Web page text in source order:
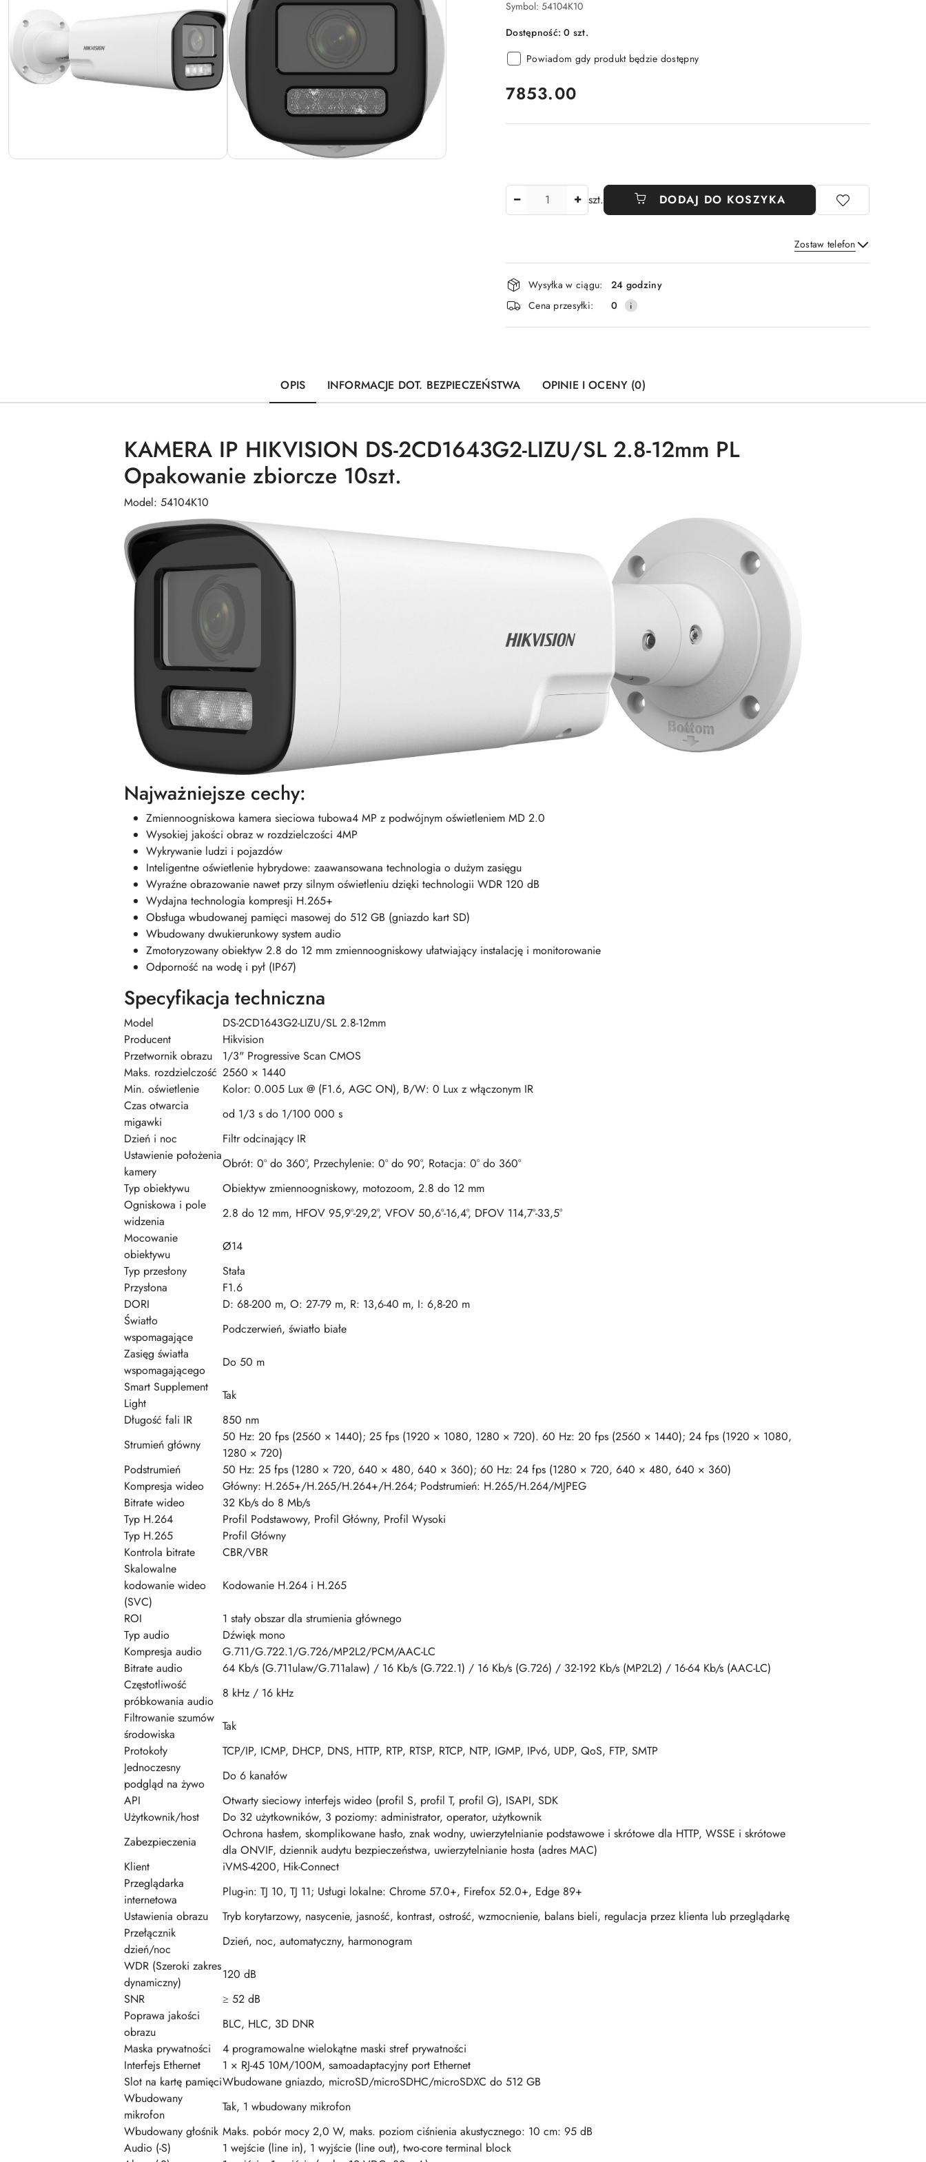
Symbol: 54104K10
Dostępność:0 szt.
Powiadom gdy produkt będzie dostępny
cena:
7853.00
szt. DODAJ DO KOSZYKA
Zostaw telefon
Wyślij
Dostępność
i
dostawa
Wysyłka w ciągu:
24 godziny
Cena przesyłki:
0
OPIS INFORMACJE DOT. BEZPIECZEŃSTWA OPINIE I OCENY (0)
KAMERA IP HIKVISION DS-2CD1643G2-LIZU/SL 2.8-12mm PL
Opakowanie zbiorcze 10szt.
Model: 54104K10
Najważniejsze cechy:
Zmiennoogniskowa kamera sieciowa tubowa4 MP z podwójnym oświetleniem MD 2.0
Wysokiej jakości obraz w rozdzielczości 4MP
Wykrywanie ludzi i pojazdów
Inteligentne oświetlenie hybrydowe: zaawansowana technologia o dużym zasięgu
Wyraźne obrazowanie nawet przy silnym oświetleniu dzięki technologii WDR 120 dB
Wydajna technologia kompresji H.265+
Obsługa wbudowanej pamięci masowej do 512 GB (gniazdo kart SD)
Wbudowany dwukierunkowy system audio
Zmotoryzowany obiektyw 2.8 do 12 mm zmiennoogniskowy ułatwiający instalację i monitorowanie
Odporność na wodę i pył (IP67)
Specyfikacja techniczna
Model
DS-2CD1643G2-LIZU/SL 2.8-12mm
Producent
Hikvision
Przetwornik obrazu
1/3" Progressive Scan CMOS
Maks. rozdzielczość 2560 × 1440
Min. oświetlenie
Kolor: 0.005 Lux @ (F1.6, AGC ON), B/W: 0 Lux z włączonym IR
Czas otwarcia
migawki
od 1/3 s do 1/100 000 s
Dzień i noc
Filtr odcinający IR
Ustawienie położenia
kamery
Obrót: 0° do 360°, Przechylenie: 0° do 90°, Rotacja: 0° do 360°
Typ obiektywu
Obiektyw zmiennoogniskowy, motozoom, 2.8 do 12 mm
Ogniskowa i pole
widzenia
2.8 do 12 mm, HFOV 95,9°-29,2°, VFOV 50,6°-16,4°, DFOV 114,7°-33,5°
Mocowanie
obiektywu
Ø14
Typ przesłony
Stała
Przysłona
F1.6
DORI
D: 68-200 m, O: 27-79 m, R: 13,6-40 m, I: 6,8-20 m
Światło
wspomagające
Podczerwień, światło białe
Zasięg światła
wspomagającego
Do 50 m
Smart Supplement
Light
Tak
Długość fali IR
850 nm
Strumień główny
50 Hz: 20 fps (2560 × 1440); 25 fps (1920 × 1080, 1280 × 720). 60 Hz: 20 fps (2560 × 1440); 24 fps (1920 × 1080,
1280 × 720)
Podstrumień
50 Hz: 25 fps (1280 × 720, 640 × 480, 640 × 360); 60 Hz: 24 fps (1280 × 720, 640 × 480, 640 × 360)
Kompresja wideo
Główny: H.265+/H.265/H.264+/H.264; Podstrumień: H.265/H.264/MJPEG
Bitrate wideo
32 Kb/s do 8 Mb/s
Typ H.264
Profil Podstawowy, Profil Główny, Profil Wysoki
Typ H.265
Profil Główny
Kontrola bitrate
CBR/VBR
Skalowalne
kodowanie wideo
(SVC)
Kodowanie H.264 i H.265
ROI
1 stały obszar dla strumienia głównego
Typ audio
Dźwięk mono
Kompresja audio
G.711/G.722.1/G.726/MP2L2/PCM/AAC-LC
Bitrate audio
64 Kb/s (G.711ulaw/G.711alaw) / 16 Kb/s (G.722.1) / 16 Kb/s (G.726) / 32-192 Kb/s (MP2L2) / 16-64 Kb/s (AAC-LC)
Częstotliwość
próbkowania audio
8 kHz / 16 kHz
Filtrowanie szumów
środowiska
Tak
Protokoły
TCP/IP, ICMP, DHCP, DNS, HTTP, RTP, RTSP, RTCP, NTP, IGMP, IPv6, UDP, QoS, FTP, SMTP
Jednoczesny
podgląd na żywo
Do 6 kanałów
API
Otwarty sieciowy interfejs wideo (profil S, profil T, profil G), ISAPI, SDK
Użytkownik/host
Do 32 użytkowników, 3 poziomy: administrator, operator, użytkownik
Zabezpieczenia
Ochrona hasłem, skomplikowane hasło, znak wodny, uwierzytelnianie podstawowe i skrótowe dla HTTP, WSSE i skrótowe
dla ONVIF, dziennik audytu bezpieczeństwa, uwierzytelnianie hosta (adres MAC)
Klient
iVMS-4200, Hik-Connect
Przeglądarka
internetowa
Plug-in: TJ 10, TJ 11; Usługi lokalne: Chrome 57.0+, Firefox 52.0+, Edge 89+
Ustawienia obrazu
Tryb korytarzowy, nasycenie, jasność, kontrast, ostrość, wzmocnienie, balans bieli, regulacja przez klienta lub przeglądarkę
Przełącznik
dzień/noc
Dzień, noc, automatyczny, harmonogram
WDR (Szeroki zakres
dynamiczny)
120 dB
SNR
≥ 52 dB
Poprawa jakości
obrazu
BLC, HLC, 3D DNR
Maska prywatności
4 programowalne wielokątne maski stref prywatności
Interfejs Ethernet
1 × RJ-45 10M/100M, samoadaptacyjny port Ethernet
Slot na kartę pamięciWbudowane gniazdo, microSD/microSDHC/microSDXC do 512 GB
Wbudowany
mikrofon
Tak, 1 wbudowany mikrofon
Wbudowany głośnik Maks. pobór mocy 2,0 W, maks. poziom ciśnienia akustycznego: 10 cm: 95 dB
Audio (-S)
1 wejście (line in), 1 wyjście (line out), two-core terminal block